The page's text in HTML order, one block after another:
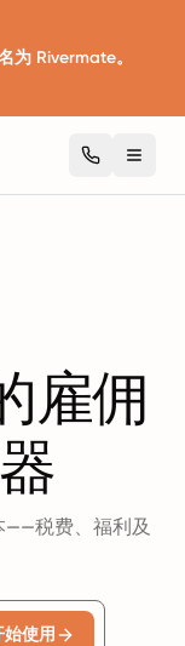
为 Rivermate。
雇佣
——税费、福利及
始使用